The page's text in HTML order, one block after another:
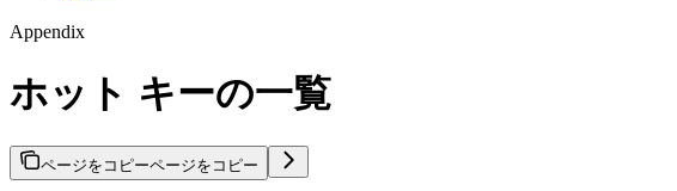
Appendix
ホット キーの一覧
ページをコピーページをコピー